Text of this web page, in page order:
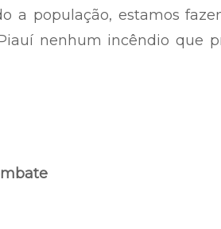
a população, estamos
nenhum incêndio que